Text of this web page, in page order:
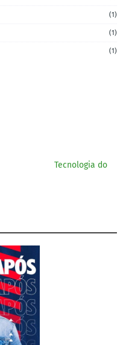
(1)
(1)
(1)
Tecnologia do